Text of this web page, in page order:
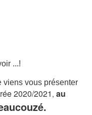
...!
viens vous présenter
2020/2021 , au